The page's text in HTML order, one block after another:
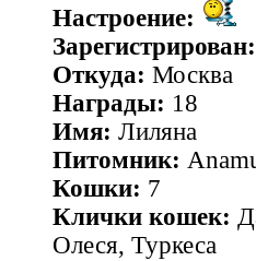
Настроение:
Зарегистрирован:
Откуда: Москва
Награды: 18
Имя: Лиляна
Питомник:
Кошки: 7
Клички кошек:
Олеся, Туркеса